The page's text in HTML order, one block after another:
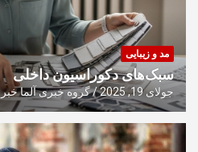
مد و زیبایی
سبک‌های دکوراسیون داخلی
جولای 19, 2025 گروه خبری آلما خبر